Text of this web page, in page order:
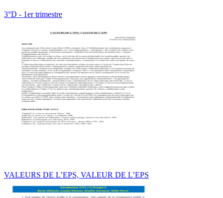
3°D - 1er trimestre
VALEURS DE L’EPS, VALEUR DE L’EPS